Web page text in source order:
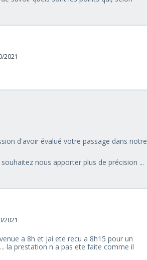
2021
d'avoir évalué votre passage dans notre
nous apporter plus de précision ...
2021
a 8h et jai ete recu a 8h15 pour un
la prestation n a pas ete faite comme il